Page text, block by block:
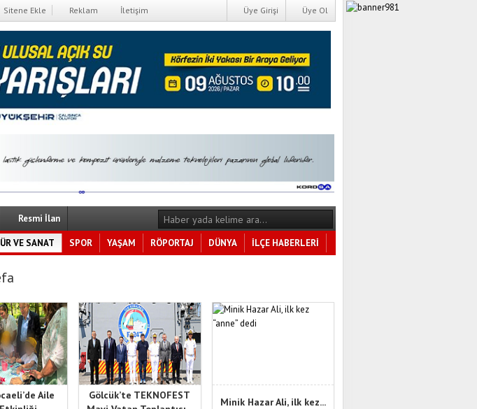
Sitene Ekle Reklam İletişim Üye Ol
Üye Girişi
Resmi İlan
VE SANAT SPOR YAŞAM RÖPORTAJ DÜNYA
İLÇE HABERLERİ
Aile
Gölcük’te TEKNOFEST
Minik Hazar Ali, ilk kez...